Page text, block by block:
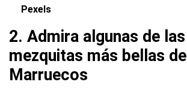
Pexels
2. Admira algunas de las
mezquitas más bellas de
Marruecos